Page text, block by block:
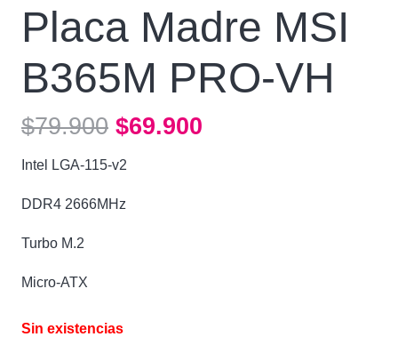
Placa Madre MSI
B365M PRO-VH
$79.900 El
original
era:
$69.900
Intel LGA-115-v2
DDR4 2666MHz
Turbo M.2
Micro-ATX
Sin existencias